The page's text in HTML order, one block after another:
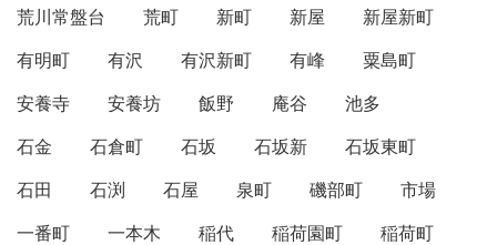
荒川常盤台
荒町 新町 新屋
新屋新町
有明町
有沢 有沢新町 有峰
粟島町
安養寺
安養坊 飯野 庵谷
池多
石金
石倉町 石坂 石坂新
石坂東町
石田
石渕 石屋 泉町 磯部町
市場
一番町
一本木 稲代 稲荷園町
稲荷町